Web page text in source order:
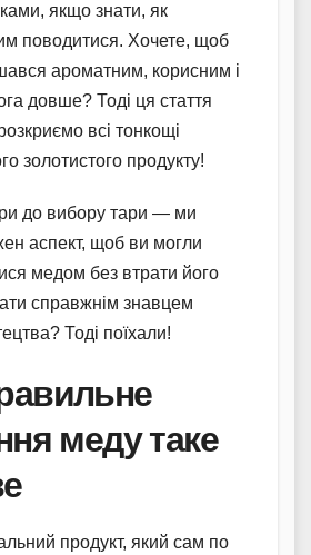
якщо знати, як
поводитися. Хочете, щоб
ароматним, корисним і
довше? Тоді ця стаття
всі тонкощі
золотистого продукту!
до вибору тари — ми
аспект, щоб ви могли
медом без втрати його
справжнім знавцем
Тоді поїхали!
меду таке
продукт, який сам по